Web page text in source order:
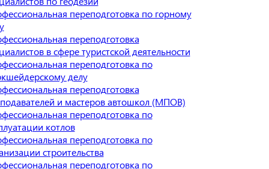
переподготовка по горному
переподготовка
в сфере туристской деятельности
переподготовка по
делу
переподготовка
и мастеров автошкол (МПОВ)
переподготовка по
котлов
переподготовка по
строительства
переподготовка по